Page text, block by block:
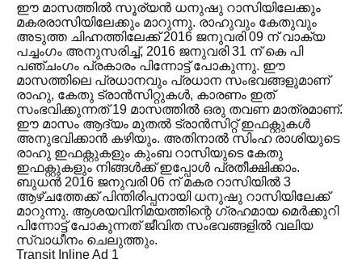
ഈ മാസത്തിൽ സൂര്യൻ ധനുഷു റാസിയിലേക്കും
മകരരാസിയിലേക്കും മാറുന്നു. രാഹുവും കേതുവും
അടുത്ത ചിഹ്നത്തിലേക്ക് 2016 ജനുവരി 09 ന് വാക്യ
പച്ചംഗം അനുസരിച്ച്, 2016 ജനുവരി 31 ന് കെ പി
പഞ്ചംഗം പ്രകാരം പിന്നോട്ട് പോകുന്നു. ഈ
മാസത്തിലെ പ്രധാനവും പ്രധാന സംഭവങ്ങളുമാണ്
രാഹു, കേതു ട്രാൻസിറ്റുകൾ, കാരണം ഇത്
സംഭവിക്കുന്നത് 19 മാസത്തിൽ ഒരു തവണ മാത്രമാണ്.
ഈ മാസം ആദ്യം മുതൽ ട്രാൻസിറ്റ് ഇഫക്റ്റുകൾ
അനുഭവിക്കാൻ കഴിയും. അതിനാൽ സിംഹ രാശിയുടെ
രാഹു ഇഫക്റ്റുകളും കുംബ റാസിയുടെ കേതു
ഇഫക്റ്റുകളും നിങ്ങൾക്ക് ഇപ്പോൾ പ്രതീക്ഷിക്കാം.
ബുധൻ 2016 ജനുവരി 06 ന് മകര റാസിയിൽ 3
ആഴ്ചത്തേക്ക് പിന്തിരിപ്പനായി ധനുഷു റാസിയിലേക്ക്
മാറുന്നു. ആശയവിനിമയത്തിന്റെ ഗ്രഹമായ മെർക്കുറി
പിന്നോട്ട് പോകുന്നത് ജീവിത സംഭവങ്ങളിൽ വലിയ
സ്വാധീനം ചെലുത്തും.
Transit Inline Ad 1